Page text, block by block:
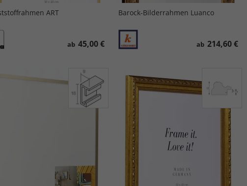
ART
ab 45,00 €
Barock-Bilderrahmen Luanco
ab 214,60 €